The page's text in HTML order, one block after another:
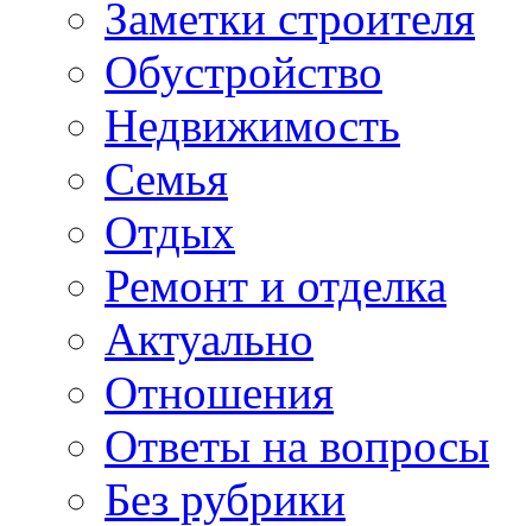
Заметки строителя
Обустройство
Недвижимость
Семья
Отдых
Ремонт и отделка
Актуально
Отношения
Ответы на вопросы
Без рубрики